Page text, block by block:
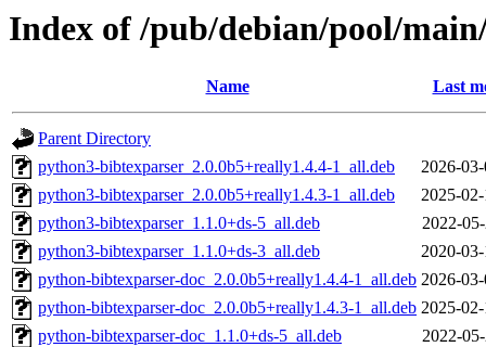
Index of /pub/debian/pool/
Name Last
Parent Directory
python3-bibtexparser_2.0.0b5+really1.4.4-1_all.deb
2026-
python3-bibtexparser_2.0.0b5+really1.4.3-1_all.deb
2025-
python3-bibtexparser_1.1.0+ds-5_all.deb
2022-
python3-bibtexparser_1.1.0+ds-3_all.deb
2020-
python-bibtexparser-doc_2.0.0b5+really1.4.4-1_all.deb 2026-
python-bibtexparser-doc_2.0.0b5+really1.4.3-1_all.deb 2025-
python-bibtexparser-doc_1.1.0+ds-5_all.deb
2022-